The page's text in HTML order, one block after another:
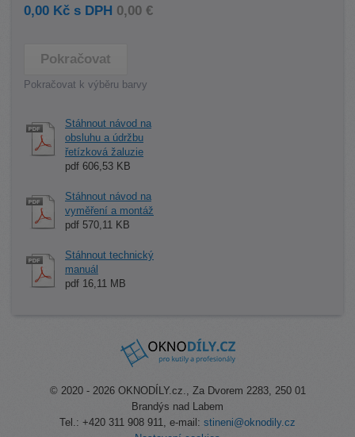
0,00 Kč s DPH 0,00 €
Pokračovat
Pokračovat k výběru barvy
Stáhnout návod na
obsluhu a údržbu
řetízková žaluzie
pdf 606,53 KB
Stáhnout návod na
vyměření a montáž
pdf 570,11 KB
Stáhnout technický
manuál
pdf 16,11 MB
© 2020 - 2026 OKNODÍLY.cz., Za Dvorem 2283, 250 01
Brandýs nad Labem
Tel.: +420 311 908 911, e-mail: stineni@oknodily.cz